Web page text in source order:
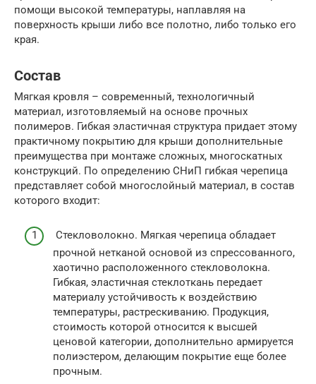
помощи высокой температуры, наплавляя на
поверхность крыши либо все полотно, либо только его
края.
Состав
Мягкая кровля – современный, технологичный
материал, изготовляемый на основе прочных
полимеров. Гибкая эластичная структура придает этому
практичному покрытию для крыши дополнительные
преимущества при монтаже сложных, многоскатных
конструкций. По определению СНиП гибкая черепица
представляет собой многослойный материал, в состав
которого входит:
Стекловолокно. Мягкая черепица обладает
прочной нетканой основой из спрессованного,
хаотично расположенного стекловолокна.
Гибкая, эластичная стеклоткань передает
материалу устойчивость к воздействию
температуры, растрескиванию. Продукция,
стоимость которой относится к высшей
ценовой категории, дополнительно армируется
полиэстером, делающим покрытие еще более
прочным.